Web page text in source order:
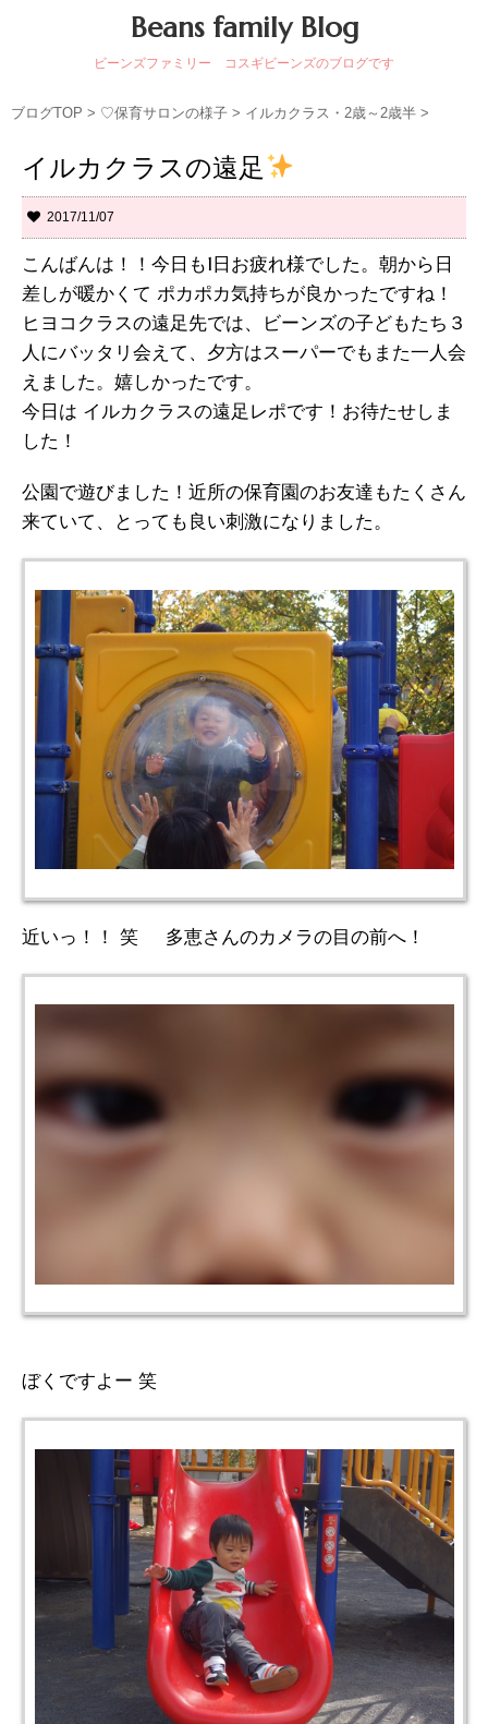
Beans family Blog
ビーンズファミリー コスギビーンズのブログです
ブログTOP > ♡保育サロンの様子 > イルカクラス・2歳～2歳半 >
イルカクラスの遠足
2017/11/07
こんばんは！！今日も1日お疲れ様でした。朝から日
差しが暖かくて ポカポカ気持ちが良かったですね！
ヒヨコクラスの遠足先では、ビーンズの子どもたち３
人にバッタリ会えて、夕方はスーパーでもまた一人会
えました。嬉しかったです。
今日は イルカクラスの遠足レポです！お待たせしま
した！
公園で遊びました！近所の保育園のお友達もたくさん
来ていて、とっても良い刺激になりました。
近いっ！！ 笑 多恵さんのカメラの目の前へ！
ぼくですよー 笑